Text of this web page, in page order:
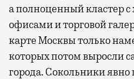
а полноценный кластер
офисами и торговой
карте Москвы только
которых потом выросли
города. Сокольники